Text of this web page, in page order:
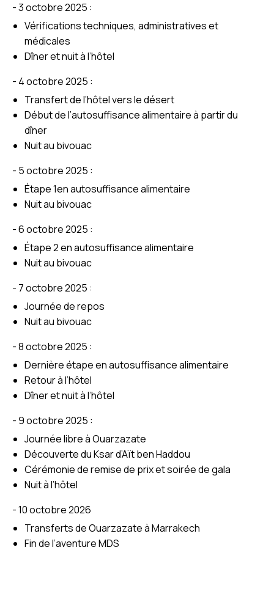
- 3 octobre 2025 :
Vérifications techniques, administratives et
médicales
Dîner et nuit à l’hôtel
- 4 octobre 2025 :
Transfert de l’hôtel vers le désert
Début de l’autosuffisance alimentaire à partir du
dîner
Nuit au bivouac
- 5 octobre 2025 :
Étape 1en autosuffisance alimentaire
Nuit au bivouac
- 6 octobre 2025 :
Étape 2 en autosuffisance alimentaire
Nuit au bivouac
- 7 octobre 2025 :
Journée de repos
Nuit au bivouac
- 8 octobre 2025 :
Dernière étape en autosuffisance alimentaire
Retour à l’hôtel
Dîner et nuit à l’hôtel
- 9 octobre 2025 :
Journée libre à Ouarzazate
Découverte du Ksar d’Aït ben Haddou
Cérémonie de remise de prix et soirée de gala
Nuit à l’hôtel
- 10 octobre 2026
Transferts de Ouarzazate à Marrakech
Fin de l’aventure MDS